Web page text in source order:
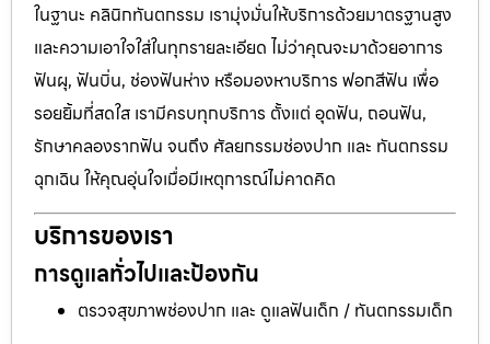
ในฐานะ คลินิกทันตกรรม เรามุ่งมั่นให้บริการด้วยมาตรฐานสูง
และความเอาใจใส่ในทุกรายละเอียด ไม่ว่าคุณจะมาด้วยอาการ
ฟันผุ, ฟันบิ่น, ช่องฟันห่าง หรือมองหาบริการ ฟอกสีฟัน เพื่อ
รอยยิ้มที่สดใส เรามีครบทุกบริการ ตั้งแต่ อุดฟัน, ถอนฟัน,
รักษาคลองรากฟัน จนถึง ศัลยกรรมช่องปาก และ ทันตกรรม
ฉุกเฉิน ให้คุณอุ่นใจเมื่อมีเหตุการณ์ไม่คาดคิด
บริการของเรา
การดูแลทั่วไปและป้องกัน
ตรวจสุขภาพช่องปาก และ ดูแลฟันเด็ก / ทันตกรรมเด็ก